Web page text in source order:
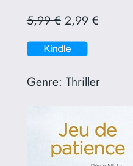
5,99 €2,99 €
Genre: Thriller